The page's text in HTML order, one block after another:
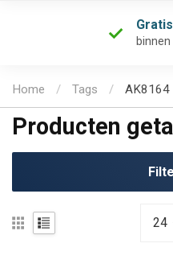
Home / Tags / AK8164
Producten